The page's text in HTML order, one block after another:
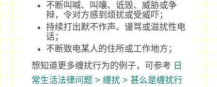
不断叫喊、叫嚷、诋毁、威胁或争
辩，令对方感到烦扰或受威吓；
持续打出默不作声、谩骂或滋扰性电
话；
不断致电某人的住所或工作地方；
想知道更多缠扰行为的例子，可参考 日
常生活法律问题 > 缠扰 > 甚么是缠扰行